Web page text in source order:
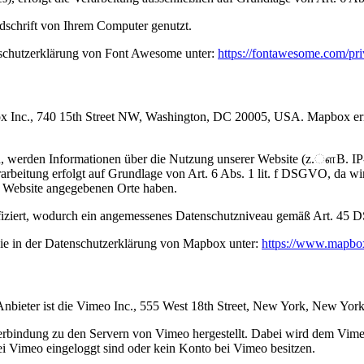
von Ihrem Computer genutzt.
von Font Awesome unter: https://fontawesome.com/
Inc., 740 15th Street NW, Washington, DC 20005, USA. Mapbox
Informationen über die Nutzung unserer Website (z.ௗB.
erfolgt auf Grundlage von Art. 6 Abs. 1 lit. f DSGVO, da
angegebenen Orte haben.
wodurch ein angemessenes Datenschutzniveau gemäß Art. 45
in der Datenschutzerklärung von Mapbox unter: https://
ist die Vimeo Inc., 555 West 18th Street, New York, New
zu den Servern von Vimeo hergestellt. Dabei wird dem
eingeloggt sind oder kein Konto bei Vimeo besitzen.